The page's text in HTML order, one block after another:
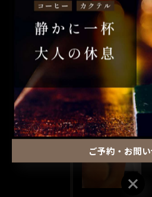
昼飲み
ウイスキー
一人飲み
最近の投稿
ご予約・お問い
ご予約・お問